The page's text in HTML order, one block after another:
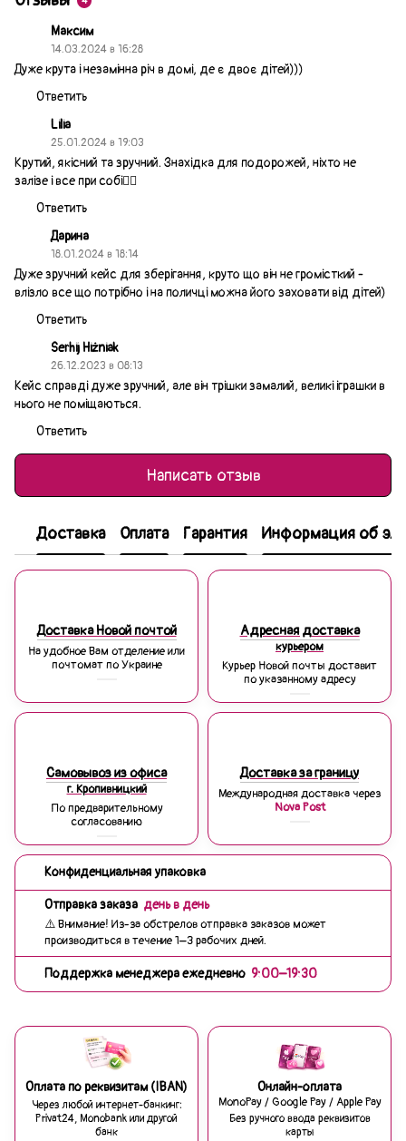
Максим
14.03.2024 в 16:28
Дуже крута і незамінна річ в домі, де є двоє дітей)))
Ответить
Lilia
25.01.2024 в 19:03
Крутий, якісний та зручний. Знахідка для подорожей, ніхто не
залізе і все при собі👍🏻
Ответить
Дарина
18.01.2024 в 18:14
Дуже зручний кейс для зберігання, круто що він не громісткий -
влізло все що потрібно і на поличці можна його заховати від дітей)
Ответить
Serhij Hiżniak
26.12.2023 в 08:13
Кейс справді дуже зручний, але він трішки замалий, великі іграшки в
нього не поміщаються.
Ответить
Написать отзыв
Доставка Оплата Гарантия Информация об
Доставка Новой почтой
На удобное Вам отделение или
почтомат по Украине
Адресная доставка
курьером
Курьер Новой почты доставит
по указанному адресу
Самовывоз из офиса
г. Кропивницкий
По предварительному
согласованию
Доставка за границу
Международная доставка через
Nova Post
Конфиденциальная упаковка
Отправка заказа день в день
⚠️ Внимание! Из-за обстрелов отправка заказов может
производиться в течение 1–3 рабочих дней.
Поддержка менеджера ежедневно 9:00–19:30
Оплата по реквизитам (IBAN)
Через любой интернет-банкинг:
Privat24, Monobank или другой
банк
Онлайн-оплата
MonoPay / Google Pay / Apple Pay
Без ручного ввода реквизитов
карты